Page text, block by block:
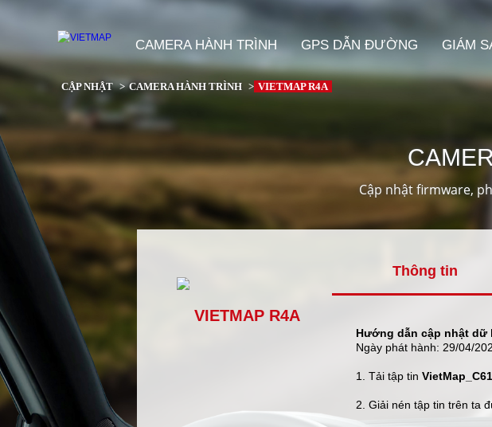
CAMERA HÀNH TRÌNH GPS DẪN ĐƯỜNG GIÁM
CẬP NHẬT > CAMERA HÀNH TRÌNH > VIETMAP R4A
Cập nhật firmware,
VIETMAP R4A
Thông tin
Hướng dẫn cập nhật dữ
Ngày phát hành: 29/04/
1. Tải tập tin
2. Giải nén tập tin trên ta